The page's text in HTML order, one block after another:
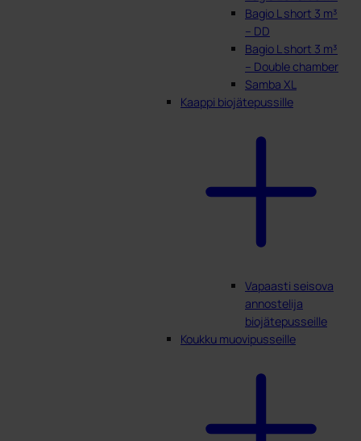
Bagio L short 3 m³
– DD
Bagio L short 3 m³
– Double chamber
Samba XL
Kaappi biojätepussille
Vapaasti seisova
annostelija
biojätepusseille
Koukku muovipusseille